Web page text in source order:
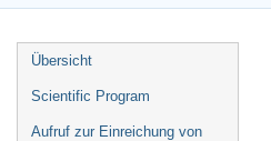
Veranstaltungsmenü
Übersicht
Scientific Program
Aufruf zur Einreichung von